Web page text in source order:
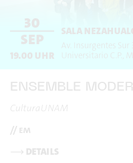
30
SEP
19.00 UHR
SALA
Av. Insurgentes Sur
Universitario C.P.
ENSEMBLE
CulturaUNAM
// em
⟶ DETAILS